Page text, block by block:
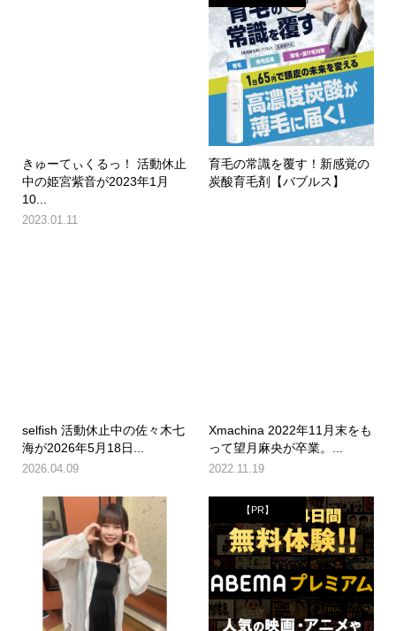
きゅーてぃくるっ！ 活動休止
中の姫宮紫音が2023年1月
10...
2023.01.11
育毛の常識を覆す！新感覚の
炭酸育毛剤【バブルス】
selfish 活動休止中の佐々木七
海が2026年5月18日...
2026.04.09
Xmachina 2022年11月末をも
って望月麻央が卒業。...
2022.11.19
【PR】